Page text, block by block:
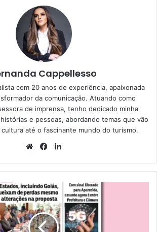
Cappellesso
com 20 anos de experiência, apaixonada
da comunicação. Atuando como
de imprensa, tenho dedicado minha
e pessoas, abordando temas que vão
até o fascinante mundo do turismo.
WebsiteFacebook